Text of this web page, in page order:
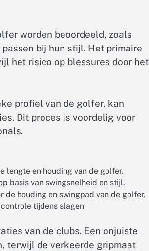
worden beoordeeld, zoals
bij hun stijl. Het primaire
het risico op blessures door het
profiel van de golfer, kan
Dit proces is voordelig voor
lengte en houding van de golfer.
basis van swingsnelheid en stijl.
de houding en swingpad van de golfer.
tijdens slagen.
van de clubs. Een onjuiste
terwijl de verkeerde gripmaat